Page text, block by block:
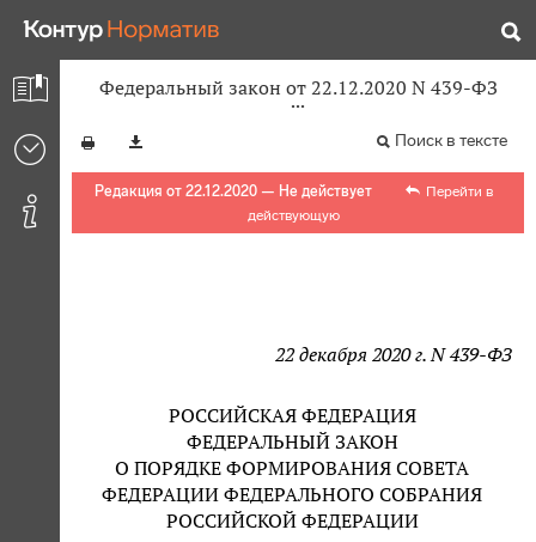
Федеральный закон от 22.12.2020 N 439-ФЗ
Поиск в тексте
Редакция от 22.12.2020 — Не действует
Перейти в
действующую
22 декабря 2020 г. N 439-ФЗ
РОССИЙСКАЯ ФЕДЕРАЦИЯ
ФЕДЕРАЛЬНЫЙ ЗАКОН
О ПОРЯДКЕ ФОРМИРОВАНИЯ СОВЕТА
ФЕДЕРАЦИИ ФЕДЕРАЛЬНОГО СОБРАНИЯ
РОССИЙСКОЙ ФЕДЕРАЦИИ